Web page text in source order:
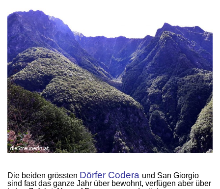
Die beiden grössten Dörfer Codera und San Giorgio
sind fast das ganze Jahr über bewohnt, verfügen aber über